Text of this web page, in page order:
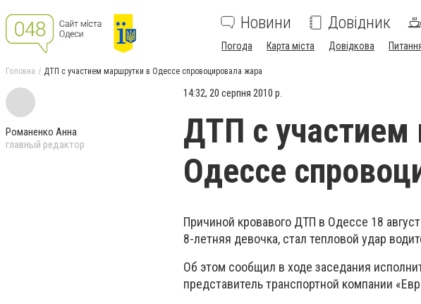
Новини Довідник
Погода Карта міста Довідкова
Головна ДТП с участием маршрутки в Одессе спровоцировала жара
Романенко Анна
главный редактор
14:32, 20 серпня 2010 р.
ДТП с
Одессе
Причиной кровавого ДТП в Одессе 18
8-летняя девочка, стал тепловой удар
Об этом сообщил в ходе заседания
представитель транспортной компании